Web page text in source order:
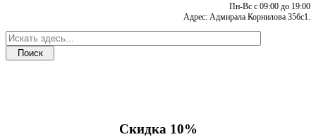
Пн-Вс с 09:00 до 19:00
Адрес: Адмирала Корнилова 35бс1.
Скидка 10%